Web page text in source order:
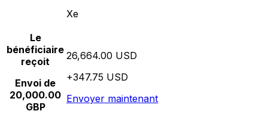
Xe
Le
bénéficiaire
reçoit
Envoi de
20,000.00
GBP
26,664.00 USD
+347.75 USD
Envoyer maintenant